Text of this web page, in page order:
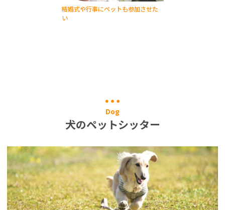
結婚式や行事にペットも参加させた
い
Dog
犬のペットシッター